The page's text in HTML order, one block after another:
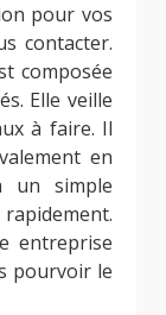
pour vos
contacter.
composée
Elle veille
à faire. Il
en
un simple
entreprise
pourvoir le